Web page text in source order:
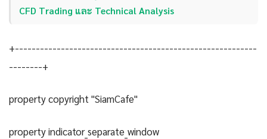
CFD Trading และ Technical Analysis
+----------------------------------------------------------
--------+
property copyright "SiamCafe"
property indicator_separate_window